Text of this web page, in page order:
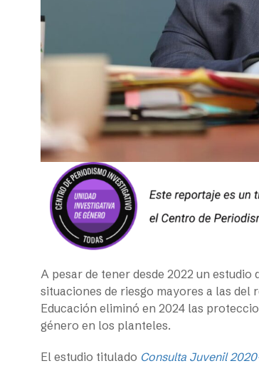
A pesar de tener desde 2022 un estudio
situaciones de riesgo mayores a las del
Educación eliminó en 2024 las
género en los planteles.
El estudio titulado Consulta Juvenil